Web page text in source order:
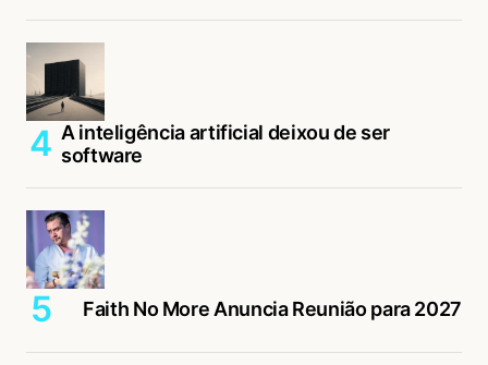
A inteligência artificial deixou de ser
software
Faith No More Anuncia Reunião para 2027